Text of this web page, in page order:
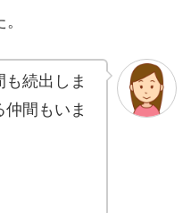
続出しま
仲間もいま